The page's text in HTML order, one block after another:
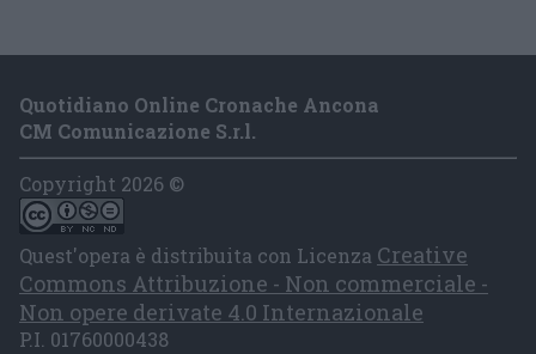
Quotidiano Online Cronache Ancona
CM Comunicazione S.r.l.
Copyright 2026 ©
Quest'opera è distribuita con Licenza Creative
Commons Attribuzione - Non commerciale -
Non opere derivate 4.0 Internazionale
P.I. 01760000438